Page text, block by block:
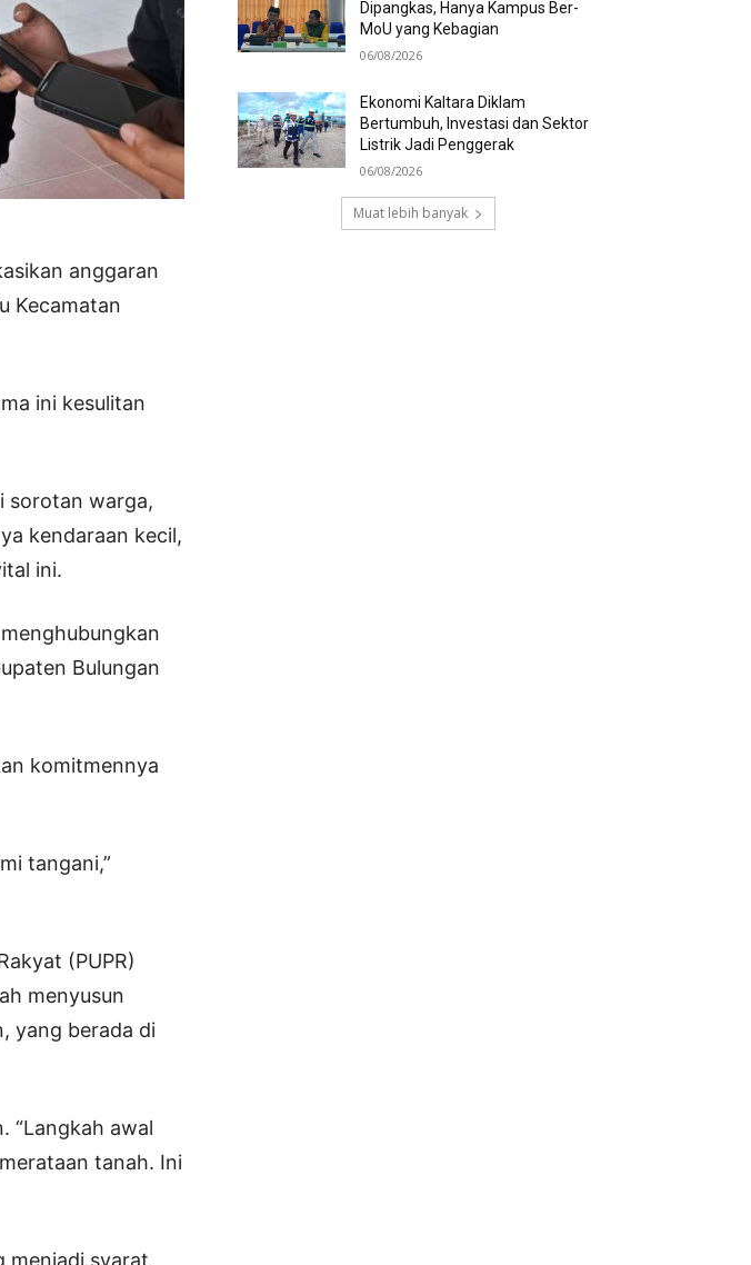
anggaran
Kecamatan
ini kesulitan
sorotan warga,
kendaraan kecil,
ini.
Bulungan
komitmennya
tangani,”
(PUPR)
menyusun
yang berada di
“Langkah awal
tanah. Ini
menjadi syarat
Dipangkas, Hanya Kampus Ber-
MoU yang Kebagian
06/08/2026
Ekonomi Kaltara Diklam
Bertumbuh, Investasi dan Sektor
Listrik Jadi Penggerak
06/08/2026
Muat lebih banyak